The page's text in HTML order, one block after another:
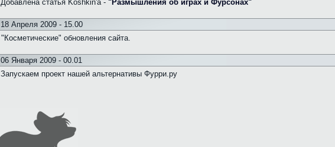
Добавлена статья Koshkin'а - "Размышления об играх и Фурсонах"
18 Апреля 2009 - 15.00
"Косметические" обновления сайта.
06 Января 2009 - 00.01
Запускаем проект нашей альтернативы Фурри.ру